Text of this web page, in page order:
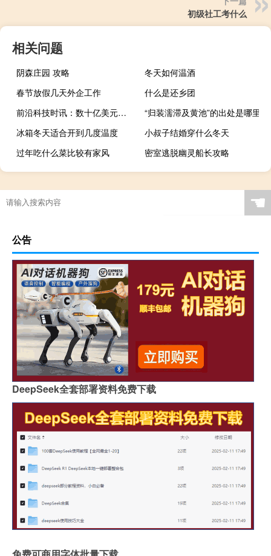
初级社工考什么
相关问题
阴森庄园 攻略
冬天如何温酒
春节放假几天外企工作
什么是还乡团
前沿科技时讯：数十亿美元的黄金掩埋于电子垃圾堆中
“归装濡滞及黄池”的出处是哪里
冰箱冬天适合开到几度温度
小叔子结婚穿什么冬天
过年吃什么菜比较有家风
密室逃脱幽灵船长攻略
☚
公告
DeepSeek全套部署资料免费下载